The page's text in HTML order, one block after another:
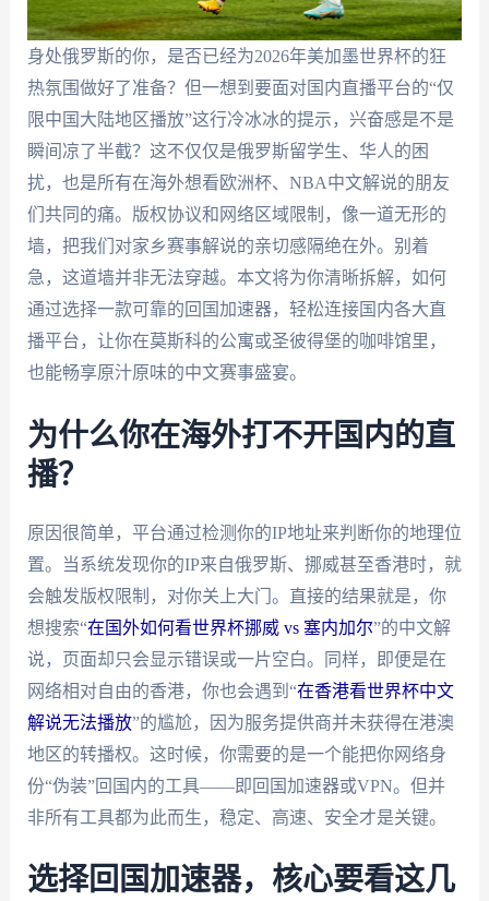
身处俄罗斯的你，是否已经为2026年美加墨世界杯的狂
热氛围做好了准备？但一想到要面对国内直播平台的“仅
限中国大陆地区播放”这行冷冰冰的提示，兴奋感是不是
瞬间凉了半截？这不仅仅是俄罗斯留学生、华人的困
扰，也是所有在海外想看欧洲杯、NBA中文解说的朋友
们共同的痛。版权协议和网络区域限制，像一道无形的
墙，把我们对家乡赛事解说的亲切感隔绝在外。别着
急，这道墙并非无法穿越。本文将为你清晰拆解，如何
通过选择一款可靠的回国加速器，轻松连接国内各大直
播平台，让你在莫斯科的公寓或圣彼得堡的咖啡馆里，
也能畅享原汁原味的中文赛事盛宴。
为什么你在海外打不开国内的直
播？
原因很简单，平台通过检测你的IP地址来判断你的地理位
置。当系统发现你的IP来自俄罗斯、挪威甚至香港时，就
会触发版权限制，对你关上大门。直接的结果就是，你
想搜索“在国外如何看世界杯挪威 vs 塞内加尔”的中文解
说，页面却只会显示错误或一片空白。同样，即便是在
网络相对自由的香港，你也会遇到“在香港看世界杯中文
解说无法播放”的尴尬，因为服务提供商并未获得在港澳
地区的转播权。这时候，你需要的是一个能把你网络身
份“伪装”回国内的工具——即回国加速器或VPN。但并
非所有工具都为此而生，稳定、高速、安全才是关键。
选择回国加速器，核心要看这几